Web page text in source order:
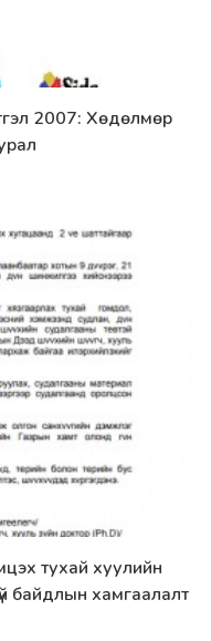
2007: Хөдөлмөр
тухай хуулийн
байдлын хамгаалалт